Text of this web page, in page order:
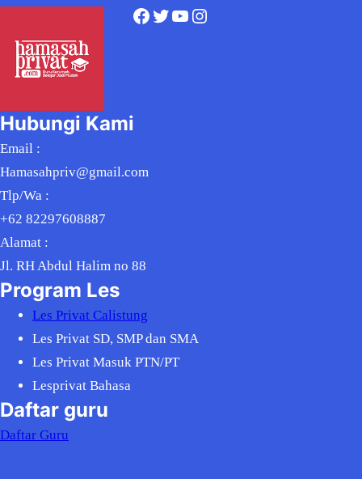
Facebook Twitter YouTube Instagram
Hubungi Kami
Email :
Hamasahpriv@gmail.com
Tlp/Wa :
+62 82297608887
Alamat :
Jl. RH Abdul Halim no 88
Program Les
Les Privat Calistung
Les Privat SD, SMP dan SMA
Les Privat Masuk PTN/PT
Lesprivat Bahasa
Daftar guru
Daftar Guru